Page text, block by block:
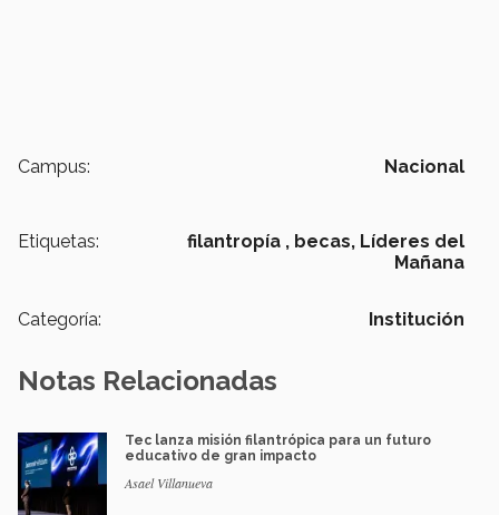
Campus: Nacional
Etiquetas: filantropía , becas, Líderes del
Mañana
Categoría: Institución
Notas Relacionadas
Tec lanza misión filantrópica para un futuro
educativo de gran impacto
Asael Villanueva